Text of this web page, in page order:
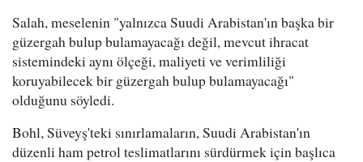
Salah, meselenin "yalnızca Suudi Arabistan'ın başka bir
güzergah bulup bulamayacağı değil, mevcut ihracat
sistemindeki aynı ölçeği, maliyeti ve verimliliği
koruyabilecek bir güzergah bulup bulamayacağı"
olduğunu söyledi.
Bohl, Süveyş'teki sınırlamaların, Suudi Arabistan'ın
düzenli ham petrol teslimatlarını sürdürmek için başlıca